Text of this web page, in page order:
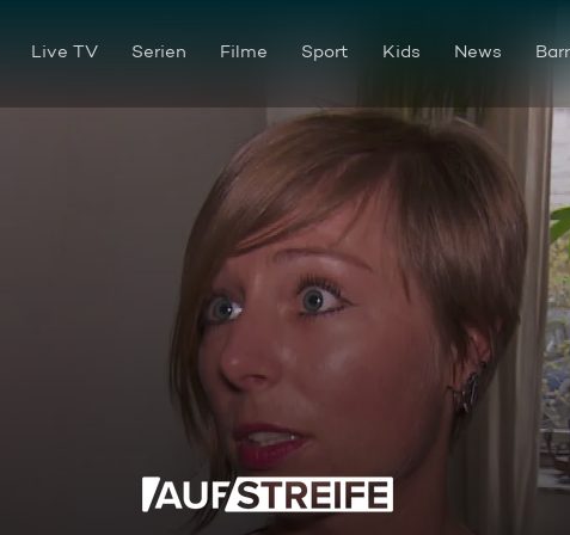
Live TV Serien Filme Sport Kids News
Der kuriose Bettler